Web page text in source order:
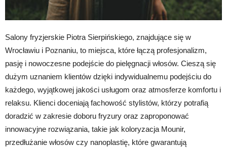
Salony fryzjerskie Piotra Sierpińskiego, znajdujące się w
Wrocławiu i Poznaniu, to miejsca, które łączą profesjonalizm,
pasję i nowoczesne podejście do pielęgnacji włosów. Cieszą się
dużym uznaniem klientów dzięki indywidualnemu podejściu do
każdego, wyjątkowej jakości usługom oraz atmosferze komfortu i
relaksu. Klienci doceniają fachowość stylistów, którzy potrafią
doradzić w zakresie doboru fryzury oraz zaproponować
innowacyjne rozwiązania, takie jak koloryzacja Mounir,
przedłużanie włosów czy nanoplastię, które gwarantują